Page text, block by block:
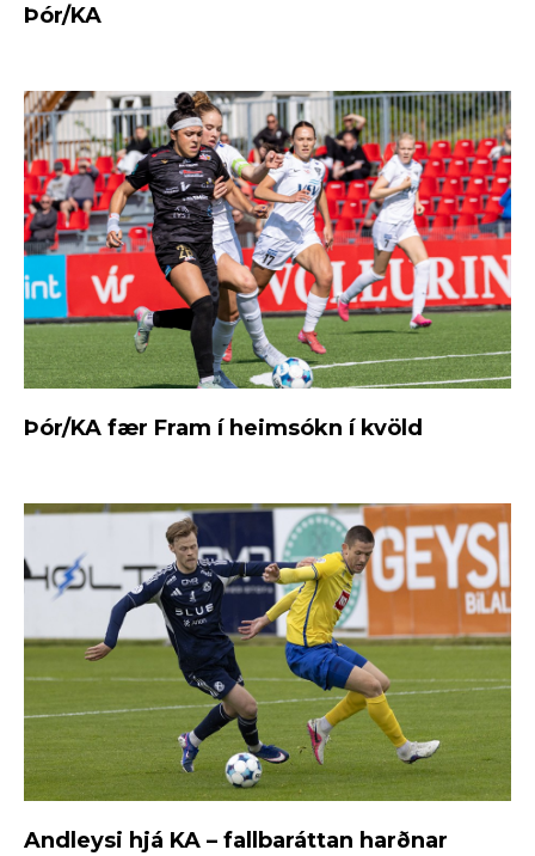
Þór/KA
Þór/KA fær Fram í heimsókn í kvöld
Andleysi hjá KA – fallbaráttan harðnar